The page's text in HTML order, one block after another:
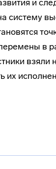
и
систему
в
их